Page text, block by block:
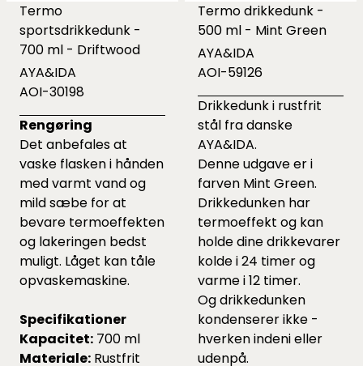
Termo
sportsdrikkedunk -
700 ml - Driftwood
AYA&IDA
AOI-30198
Rengøring
Det anbefales at
vaske flasken i hånden
med varmt vand og
mild sæbe for at
bevare termoeffekten
og lakeringen bedst
muligt. Låget kan tåle
opvaskemaskine.
Specifikationer
Kapacitet: 700 ml
Materiale: Rustfrit
Termo drikkedunk -
500 ml - Mint Green
AYA&IDA
AOI-59126
Drikkedunk i rustfrit
stål fra danske
AYA&IDA.
Denne udgave er i
farven Mint Green.
Drikkedunken har
termoeffekt og kan
holde dine drikkevarer
kolde i 24 timer og
varme i 12 timer.
Og drikkedunken
kondenserer ikke -
hverken indeni eller
udenpå.